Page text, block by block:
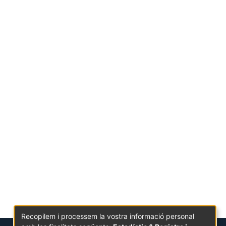
Recopilem i processem la vostra informació personal